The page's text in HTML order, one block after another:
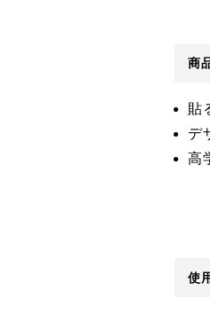
商
貼
デ
高
使